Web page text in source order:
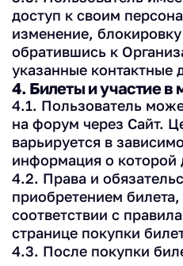
доступ к своим
изменение,
обратившись к
указанные контактные
4. Билеты и участие в
4.1. Пользователь
на форум через Сайт.
варьируется в
информация о которой
4.2. Права и
приобретением
соответствии с
странице покупки
4.3. После покупки